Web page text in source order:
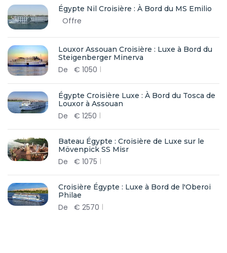
Égypte Nil Croisière : À Bord du MS Emilio
Offre
Louxor Assouan Croisière : Luxe à Bord du
Steigenberger Minerva
De € 1050
Égypte Croisière Luxe : À Bord du Tosca de
Louxor à Assouan
De € 1250
Bateau Égypte : Croisière de Luxe sur le
Mövenpick SS Misr
De € 1075
Croisière Égypte : Luxe à Bord de l'Oberoi
Philae
De € 2570